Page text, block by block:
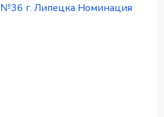
г. Липецка Номинация